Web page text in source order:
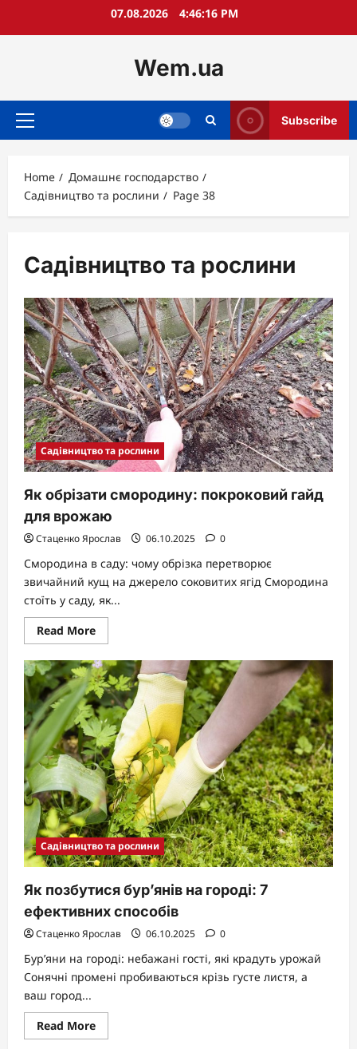
07.08.2026 4:46:18 PM
Wem.ua
Primary
Subscribe
Home
Домашнє господарство
Садівництво та рослини
Page 38
Садівництво та рослини
Садівництво та рослини
Як обрізати смородину: покроковий гайд
для врожаю
Стаценко Ярослав 06.10.2025 0
Смородина в саду: чому обрізка перетворює
звичайний кущ на джерело соковитих ягід Смородина
стоїть у саду, як...
Read MoreRead
more
Як
обрізати
смородину:
покроковий
гайд
для
врожаю
Садівництво та рослини
Як позбутися бур’янів на городі: 7
ефективних способів
Стаценко Ярослав 06.10.2025 0
Бур’яни на городі: небажані гості, які крадуть урожай
Сонячні промені пробиваються крізь густе листя, а
ваш город...
Read MoreRead
more